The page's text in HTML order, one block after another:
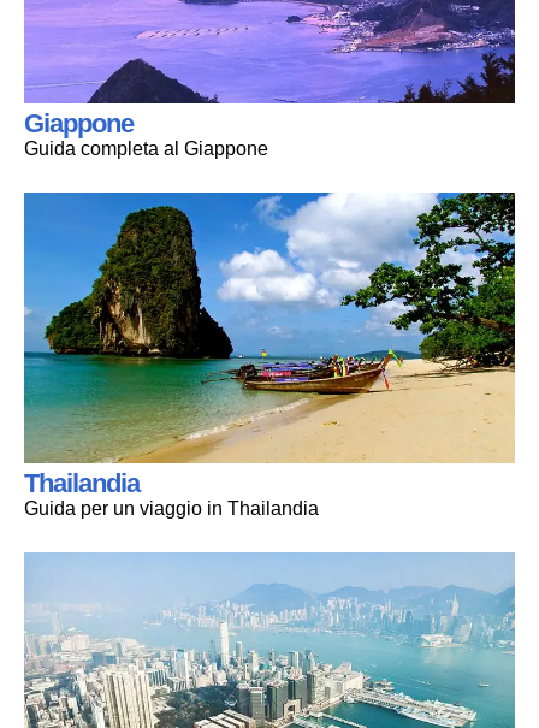
Giappone
Guida completa al Giappone
Thailandia
Guida per un viaggio in Thailandia